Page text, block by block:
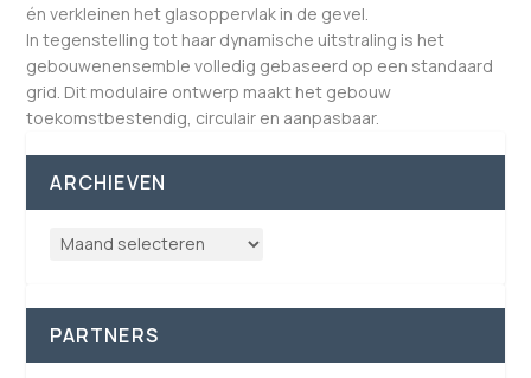
én verkleinen het glasoppervlak in de gevel.
In tegenstelling tot haar dynamische uitstraling is het
gebouwenensemble volledig gebaseerd op een standaard
grid. Dit modulaire ontwerp maakt het gebouw
toekomstbestendig, circulair en aanpasbaar.
ARCHIEVEN
PARTNERS